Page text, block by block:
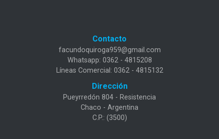
Contacto
facundoquiroga959@gmail.com
Whatsapp: 0362 - 4815208
Líneas Comercial: 0362 - 4815132
Dirección
Pueyrredón 804 - Resistencia
Chaco - Argentina
C.P.: (3500)